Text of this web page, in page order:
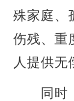
殊家庭、
伤残、重
人提供无
同时，